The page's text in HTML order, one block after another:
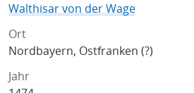
Walthisar von der Wage
Ort
Nordbayern, Ostfranken (?)
Jahr